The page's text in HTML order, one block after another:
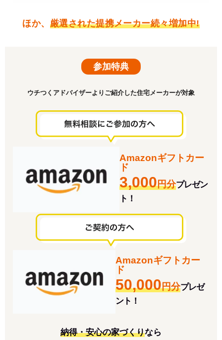
ほか、 厳選された提携メーカー続々増加中!
参加特典
ウチつくアドバイザーよりご紹介した住宅メーカーが対象
Amazonギフトカー
ド
3,000円分プレゼン
ト！
Amazonギフトカー
ド
50,000円分プレゼ
ント！
納得・安心の家づくりなら